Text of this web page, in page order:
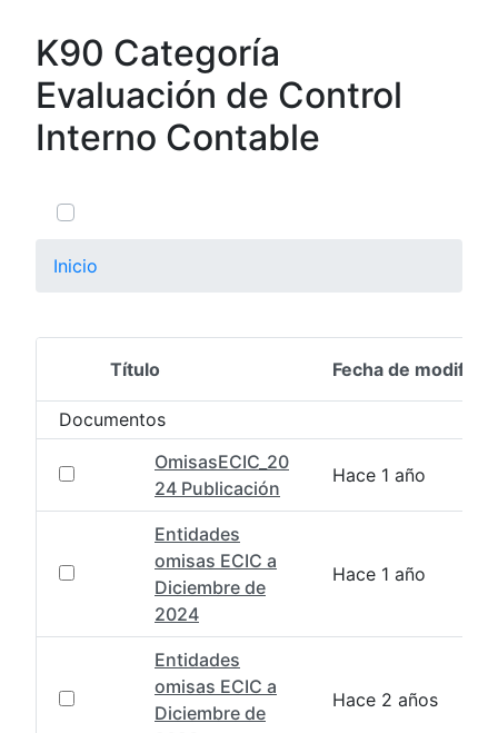
K90 Categoría
Evaluación de Control
Interno Contable
Inicio
Selección del elemento
Título Fecha de
Documentos
OmisasECIC_20
24 Publicación
Hace 1 año
Entidades
omisas ECIC a
Diciembre de
2024
Hace 1 año
Entidades
omisas ECIC a
Diciembre de
Hace 2 años